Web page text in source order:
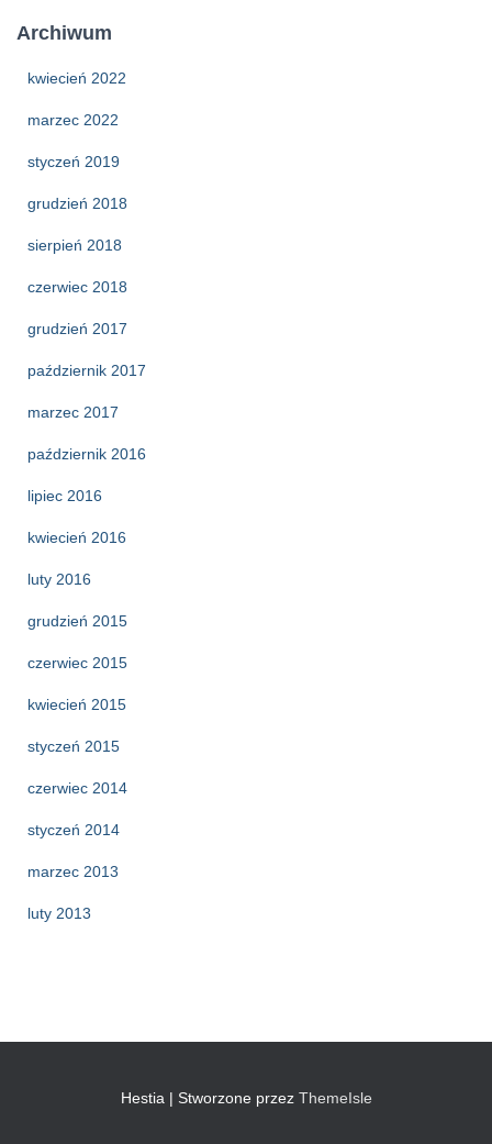
Archiwum
kwiecień 2022
marzec 2022
styczeń 2019
grudzień 2018
sierpień 2018
czerwiec 2018
grudzień 2017
październik 2017
marzec 2017
październik 2016
lipiec 2016
kwiecień 2016
luty 2016
grudzień 2015
czerwiec 2015
kwiecień 2015
styczeń 2015
czerwiec 2014
styczeń 2014
marzec 2013
luty 2013
Hestia | Stworzone przez ThemeIsle